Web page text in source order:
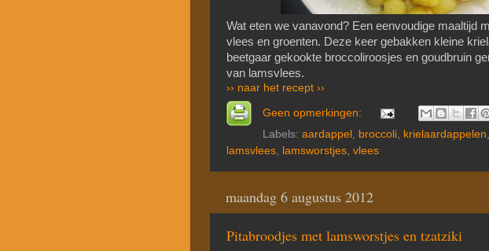
Wat eten we vanavond? Een eenvoudige maaltijd
vlees en groenten. Deze keer gebakken kleine
beetgaar gekookte broccoliroosjes en goudbruin
van lamsvlees.
›› naar het recept ››
Geen opmerkingen:
Labels: aardappel , broccoli, krielaardappelen,
lamsvlees, lamsworstjes, vlees
maandag 6 augustus 2012
Pitabroodjes met lamsworstjes en tzatziki